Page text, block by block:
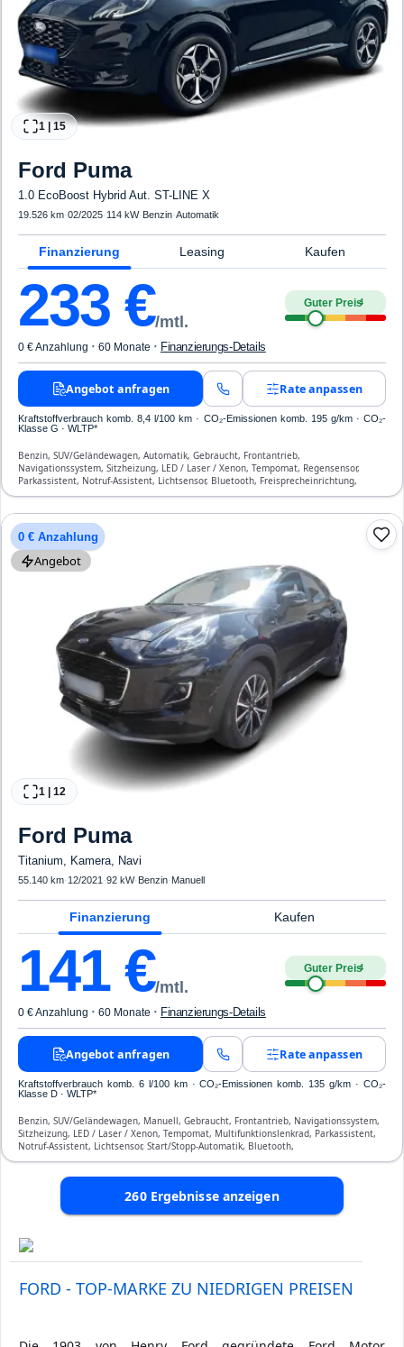
1 15
Ford Puma
1.0 EcoBoost Hybrid Aut. ST-LINE X
19.526 km·02/2025· 114 kW· Benzin·Automatik
Finanzierung Leasing Kaufen
233 €/mtl.
Guter Preis4
0 € Anzahlung · 60 Monate · Finanzierungs-Details
Angebot anfragen Rate anpassen
Kraftstoffverbrauch komb. 8,4 l/100 km · CO₂-Emissionen komb. 195 g/km · CO₂-
Klasse G · WLTP*
Benzin, SUV/Geländewagen, Automatik, Gebraucht, Frontantrieb,
Navigationssystem, Sitzheizung, LED / Laser / Xenon, Tempomat, Regensensor,
Parkassistent, Notruf-Assistent, Lichtsensor, Bluetooth, Freisprecheinrichtung,
Verkehrszeichen-Erkennung, ESP, ABS, Klimaautomatik, Front-, Seiten- und weitere
0 € Anzahlung
Angebot
1 12
Ford Puma
Titanium, Kamera, Navi
55.140 km· 12/2021 ·92 kW· Benzin· Manuell
Finanzierung Kaufen
141€/mtl.
Guter Preis4
0 € Anzahlung · 60 Monate · Finanzierungs-Details
Angebot anfragen Rate anpassen
Kraftstoffverbrauch komb. 6 l/100 km · CO₂-Emissionen komb. 135 g/km · CO₂-
Klasse D · WLTP*
Benzin, SUV/Geländewagen, Manuell, Gebraucht, Frontantrieb, Navigationssystem,
Sitzheizung, LED / Laser / Xenon, Tempomat, Multifunktionslenkrad, Parkassistent,
Notruf-Assistent, Lichtsensor, Start/Stopp-Automatik, Bluetooth,
Freisprecheinrichtung, Verkehrszeichen-Erkennung, ESP, ABS, Klimaanlage, Front-
260Ergebnisse anzeigen
FORD - TOP-MARKE ZU NIEDRIGEN PREISEN